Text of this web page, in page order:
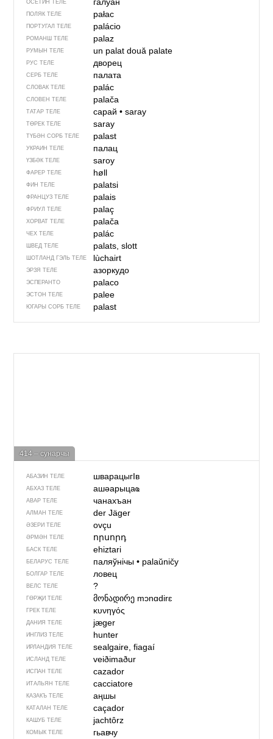
ОСЕТИН ТЕЛЕ
ПОЛЯК ТЕЛЕ pałac
ПОРТУГАЛ ТЕЛЕ palácio
РОМАНШ ТЕЛЕ palaz
РУМЫН ТЕЛЕ un palatdouă palate
РУС ТЕЛЕ дворец
СЕРБ ТЕЛЕ палата
СЛОВАК ТЕЛЕ palác
СЛОВЕН ТЕЛЕ palača
ТАТАР ТЕЛЕ сарай• saray
ТӨРЕК ТЕЛЕ saray
ТҮБӘН СОРБ ТЕЛЕ palast
УКРАИН ТЕЛЕ палац
ҮЗБӘК ТЕЛЕ saroy
ФАРЕР ТЕЛЕ høll
ФИН ТЕЛЕ palatsi
ФРАНЦУЗ ТЕЛЕ palais
ФРИУЛ ТЕЛЕ palaç
ХОРВАТ ТЕЛЕ palača
ЧЕХ ТЕЛЕ palác
ШВЕД ТЕЛЕ palats, slott
ШОТЛАНД ГЭЛЬ ТЕЛЕ lùchairt
ЭРЗЯ ТЕЛЕ азоркудо
ЭСПЕРАНТО palaco
ЭСТОН ТЕЛЕ palee
ЮГАРЫ СОРБ ТЕЛЕ palast
414 – сунарчы
АБАЗИН ТЕЛЕ шварацыгIв
АБХАЗ ТЕЛЕ ашәарыцаҩ
АВАР ТЕЛЕ чанахъан
АЛМАН ТЕЛЕ der Jäger
ӘЗЕРИ ТЕЛЕ ovçu
ӘРМӘН ТЕЛЕ որսորդ
БАСК ТЕЛЕ ehiztari
БЕЛАРУС ТЕЛЕ паляўнічы• palaŭničy
БОЛГАР ТЕЛЕ ловец
ВЕЛС ТЕЛЕ ?
ГӨРҖИ ТЕЛЕ მონადირე mɔnɑdirɛ
ГРЕК ТЕЛЕ κυνηγός
ДАНИЯ ТЕЛЕ jæger
ИНГЛИЗ ТЕЛЕ hunter
ИРЛАНДИЯ ТЕЛЕ sealgaire, fiagaí
ИСЛАНД ТЕЛЕ veiðimaður
ИСПАН ТЕЛЕ cazador
ИТАЛЬЯН ТЕЛЕ cacciatore
КАЗАКЪ ТЕЛЕ аңшы
КАТАЛАН ТЕЛЕ caçador
КАШУБ ТЕЛЕ jachtôrz
КОМЫК ТЕЛЕ гьавчу